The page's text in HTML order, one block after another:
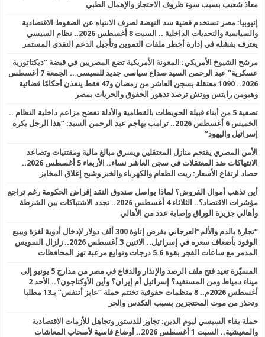
معاذ شعيب بسبب سوء ظروف الاحتجاز والإهمال الطبي
إثيوبيا: مصر تستخدم قضية سد النهضة لصرف الانتباه عن الضغوط الاقتصادية
والسياسية والتحديات الداخلية .. السبت 8 أغسطس 2026.. نظام السيسي
يعترف بفشله في إدارة أخطر ملفات التموين وتأجيل الدعم النقدي المستمر
مرشح الشيوخ الأمريكي: المعونة الأمريكية تضع المصريين في قبضة “ديكتاتورية
عسكرية” عبد الرحمن السيد صداع سياسي جديد للسيسي .. الجمعة 7 أغسطس
2026.. 1090 معتقلة بسجن العاشر من رمضان و47 فقط ينفذن أحكامًا قضائية
وهيومن رايتس ووتش ترصد تدهور الحقوق والحريات بمصر
تصفية 5 من أبناء قبيلة الحويطات بالقطامية والأدلة تفضح مزاعم داخلية النظام ..
الخميس 6 أغسطس 2026.. ترامب يهاجم عبد الرحمن السيد: “هذا الرجل يكره
إسرائيل واليهود”
الأمن المصري يقتحم منازل المعتقلين ويسرق مبالغ مالية ومقتنيات وتصاعد
الانتهاكات ضد المعتقلات في سجن العاشر نساء.. الأربعاء 5 أغسطس 2026..
حصاد ارتفاع الأسعار: زيت الطعام والكهرباء والخبز وشبح إغلاق المخابز
أين تذهب أموال القروض؟ لماذا يواصل صندوق النقد إقراض الحكومة رغم تراجع
مؤشرات الاقتصاد؟.. الثلاثاء 4 أغسطس 2026.. تجدد الاشتباكات بين الشرطة
وأهالي جزيرة الوراق وإصابة عدد من الأهالي
“تجارة بالدم والألم”العرجاني يفرض إتاوة 300 ألف دولار لإدخال أدوية لغزة ويبيع
الوقود بأضعاف سعره في إسرائيل.. الاثنين 3 أغسطس 2026.. زلزال السويس
المدمر مع ساعات الفجر بقوة 5.6 درجات وتوابع مرعبة تهز المحافظات
المسيّرة تعيد فتح ملف الرصد والإنذار والدفاع في مصر من مدارج 5 يونيو إلى
ميناء دمياط ومن المستفيد؟ إسرائيل أم إيران؟ وأين الأوكتاجون؟.. الأحد 2
أغسطس 2026م.. 8 منظمات حقوقية تختتم حملة “عايز أتنفس” بـ13 مطلبا
وتحذر من موت المحتجزين بسبب التكدس والحر
حملة بقاء السيسي ليوم الدين: تجاوز للدستور وتجاهل للأزمات الاقتصادية
والمعيشية.. السبت 1 أغسطس 2026.. أوضاع قاسية لأصحاب المعاشات